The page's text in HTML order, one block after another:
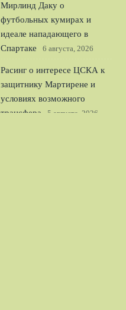
Мирлинд Даку о
футбольных кумирах и
идеале нападающего в
Спартаке
6 августа, 2026
Расинг о интересе ЦСКА к
защитнику Мартирене и
условиях возможного
трансфера
5 августа, 2026